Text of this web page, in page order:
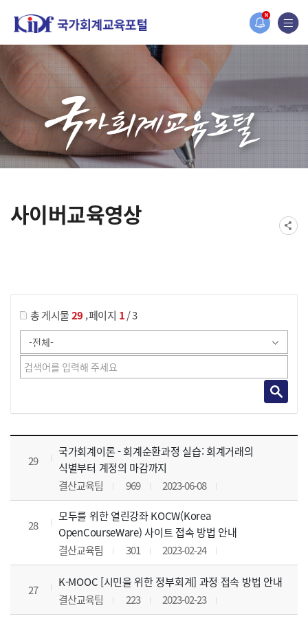
N
홈페이지가 새롭게 개편되었습니다.
한국조세재정연구원홈페이지가 새롭게 개설되었습니다.
사이버교육영상
총 게시물29 ,페이지 1/ 3
사이버교육영상 목록 으로 번호, 제목, 작성자, 조회수, 등록 일, 첨부파일로 나열 되고 있습니다.
29
국가회계이론 - 회계순환과정 실습: 회계거래의
식별부터 계정의 마감까지
결산교육팀
969 2023-06-08
28
모두를 위한 열린강좌 KOCW(Korea
OpenCourseWare) 사이트 접속 방법 안내
결산교육팀
301 2023-02-24
27
K-MOOC [시민을 위한 정부회계] 과정 접속 방법 안내
결산교육팀
223 2023-02-23